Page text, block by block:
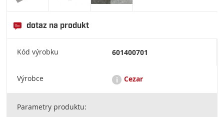
dotaz na produkt
Kód výrobku 601400701
Výrobce i Cezar
CEZAR: Przedsiębiorstwo Produkcyjne, Dariusz Bogdan
Parametry produktu: